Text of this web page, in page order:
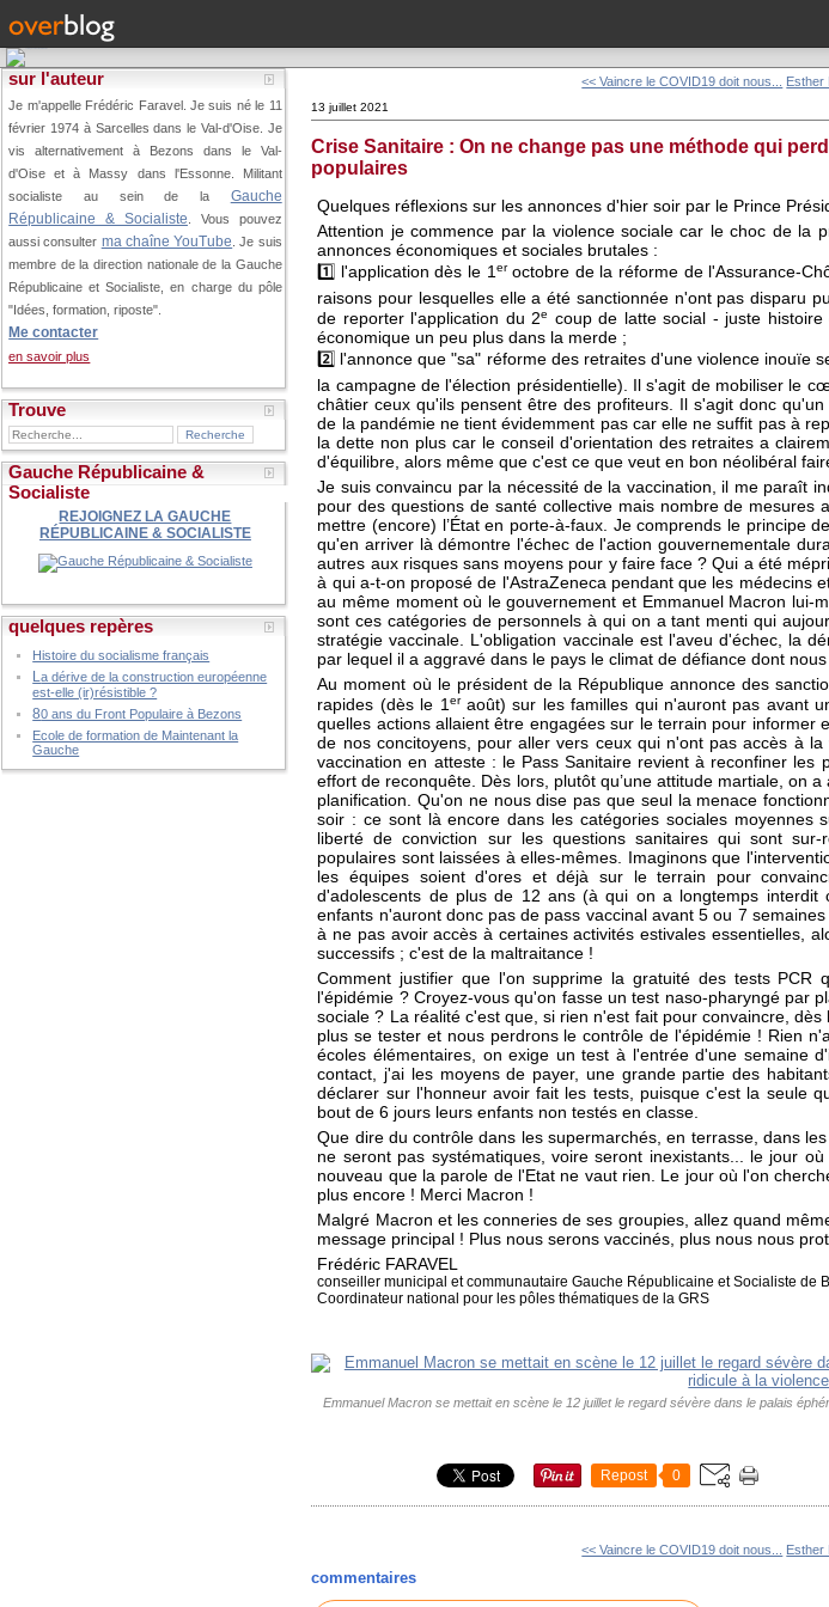
sur l'auteur
Je m'appelle Frédéric Faravel. Je suis né le 11
février 1974 à Sarcelles dans le Val-d'Oise. Je
vis alternativement à Bezons dans le Val-
d'Oise et à Massy dans l'Essonne. Militant
socialiste au sein de la Gauche
Républicaine & Socialiste . Vous pouvez
aussi consulter ma chaîne YouTube . Je suis
membre de la direction nationale de la Gauche
Républicaine et Socialiste, en charge du pôle
"Idées, formation, riposte".
Me contacter
en savoir plus
Trouve
Gauche Républicaine &
Socialiste
REJOIGNEZ LA GAUCHE
RÉPUBLICAINE & SOCIALISTE
quelques repères
Histoire du socialisme français
La dérive de la construction européenne
est-elle (ir)résistible ?
80 ans du Front Populaire à Bezons
Ecole de formation de Maintenant la
Gauche
<< Vaincre le COVID19 doit nous... Esther
13 juillet 2021
Crise Sanitaire : On ne change pas une méthode qui
populaires
Quelques réflexions sur les annonces d'hier soir par le Prince
Attention je commence par la violence sociale car le choc de la
annonces économiques et sociales brutales :
1️⃣ l'application dès le 1 eroctobre de la réforme de l'Assurance-
raisons pour lesquelles elle a été sanctionnée n'ont pas disparu
de reporter l'application du 2e
coup de latte social - juste
économique un peu plus dans la merde ;
2️⃣ l'annonce que "sa" réforme des retraites d'une violence inouïe
la campagne de l'élection présidentielle). Il s'agit de mobiliser le
châtier ceux qu'ils pensent être des profiteurs. Il s'agit donc
de la pandémie ne tient évidemment pas car elle ne suffit pas à
la dette non plus car le conseil d'orientation des retraites a
d'équilibre, alors même que c'est ce que veut en bon néolibéral
Je suis convaincu par la nécessité de la vaccination, il me paraît
pour des questions de santé collective mais nombre de mesures
mettre (encore) l’État en porte-à-faux. Je comprends le principe
qu'en arriver là démontre l'échec de l'action gouvernementale
autres aux risques sans moyens pour y faire face ? Qui a été
à qui a-t-on proposé de l'AstraZeneca pendant que les médecins
au même moment où le gouvernement et Emmanuel Macron lui-
sont ces catégories de personnels à qui on a tant menti qui
stratégie vaccinale. L'obligation vaccinale est l'aveu d'échec, la
par lequel il a aggravé dans le pays le climat de défiance dont
Au moment où le président de la République annonce des
rapides (dès le 1 eraoût) sur les familles qui n'auront pas avant
quelles actions allaient être engagées sur le terrain pour informer
de nos concitoyens, pour aller vers ceux qui n'ont pas accès à
vaccination en atteste : le Pass Sanitaire revient à reconfiner les
effort de reconquête. Dès lors, plutôt qu’une attitude martiale, on
planification. Qu'on ne nous dise pas que seul la menace
soir : ce sont là encore dans les catégories sociales moyennes
liberté de conviction sur les questions sanitaires qui sont sur-
populaires sont laissées à elles-mêmes. Imaginons que
les équipes soient d'ores et déjà sur le terrain pour
d'adolescents de plus de 12 ans (à qui on a longtemps
enfants n'auront donc pas de pass vaccinal avant 5 ou 7
à ne pas avoir accès à certaines activités estivales essentielles,
successifs ; c'est de la maltraitance !
Comment justifier que l'on supprime la gratuité des tests PCR
l'épidémie ? Croyez-vous qu'on fasse un test naso-pharyngé par
sociale ? La réalité c'est que, si rien n'est fait pour convaincre,
plus se tester et nous perdrons le contrôle de l'épidémie ! Rien
écoles élémentaires, on exige un test à l'entrée d'une semaine
contact, j'ai les moyens de payer, une grande partie des
déclarer sur l'honneur avoir fait les tests, puisque c'est la seule
bout de 6 jours leurs enfants non testés en classe.
Que dire du contrôle dans les supermarchés, en terrasse, dans
ne seront pas systématiques, voire seront inexistants... le jour
nouveau que la parole de l'Etat ne vaut rien. Le jour où l'on
plus encore ! Merci Macron !
Malgré Macron et les conneries de ses groupies, allez quand
message principal ! Plus nous serons vaccinés, plus nous nous
Frédéric FARAVEL
conseiller municipal et communautaire Gauche Républicaine et Socialiste de
Coordinateur national pour les pôles thématiques de la GRS
Emmanuel Macron se mettait en scène le 12 juillet le regard sévère dans le palais
Repost 0
<< Vaincre le COVID19 doit nous... Esther
commentaires